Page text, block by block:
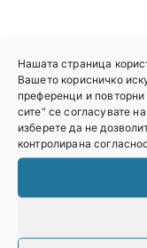
Нашата страница
Вашето корисничко
преференци и
сите“ се согласувате
изберете да не
контролирана